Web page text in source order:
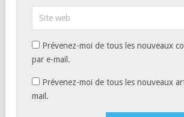
Prévenez-moi de tous les nouveaux
par e-mail.
Prévenez-moi de tous les nouveaux
mail.